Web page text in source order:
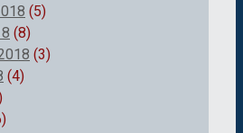
(5)
(8)
(3)
(4)